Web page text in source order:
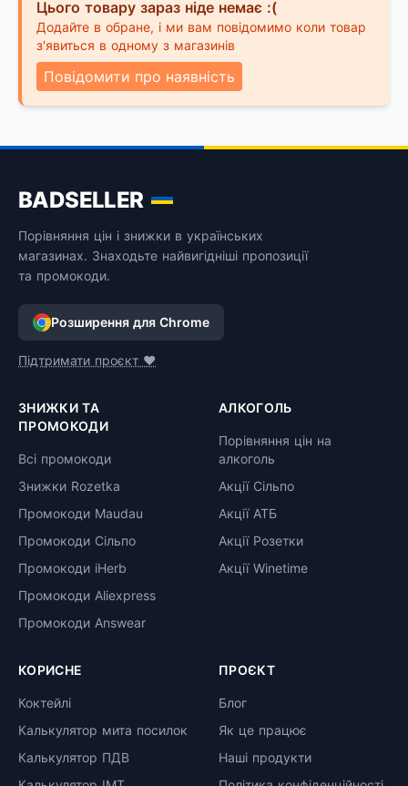
Цього товару зараз ніде немає :(
Додайте в обране, і ми вам повідомимо коли товар
з'явиться в одному з магазинів
Повідомити про наявність
BADSELLER
Порівняння цін і знижки в українських
магазинах. Знаходьте найвигідніші пропозиції
та промокоди.
Розширення для Chrome
Підтримати проєкт ❤️
ЗНИЖКИ ТА
ПРОМОКОДИ
Всі промокоди
Знижки Rozetka
Промокоди Maudau
Промокоди Сільпо
Промокоди iHerb
Промокоди Aliexpress
Промокоди Answear
АЛКОГОЛЬ
Порівняння цін на
алкоголь
Акції Сільпо
Акції АТБ
Акції Розетки
Акції Winetime
КОРИСНЕ
Коктейлі
Калькулятор мита посилок
Калькулятор ПДВ
ПРОЄКТ
Блог
Як це працює
Наші продукти